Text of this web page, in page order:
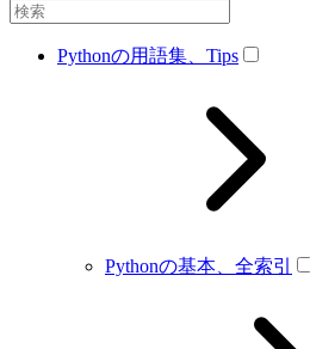
Pythonの用語集、Tips
Pythonの基本、全索引